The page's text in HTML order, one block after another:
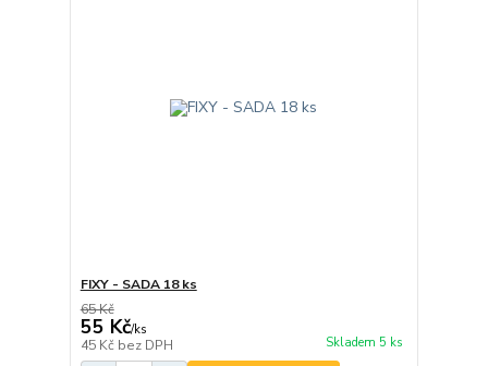
FIXY - SADA 18 ks
65 Kč
55 Kč/ks
45 Kč bez DPH Skladem 5 ks